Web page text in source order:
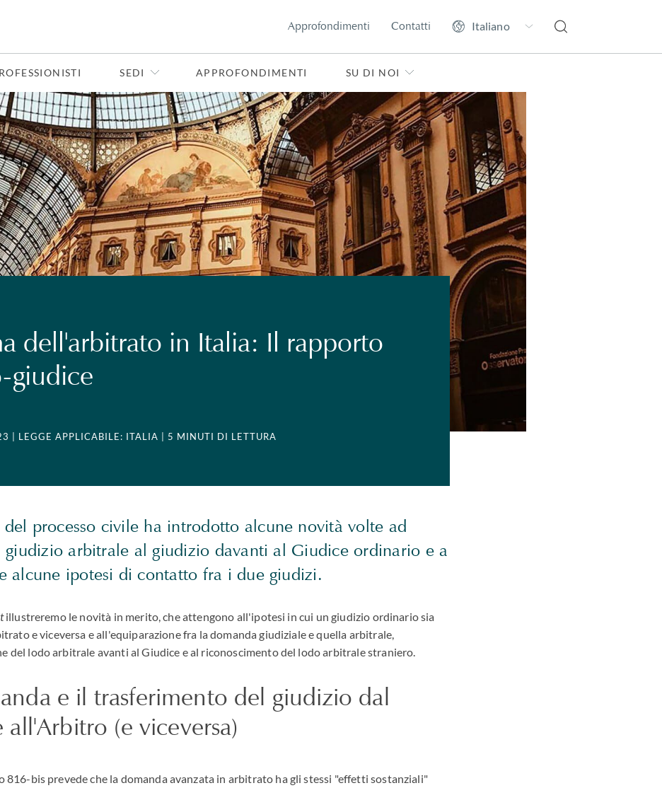
Approfondimenti Contatti
SEDI APPROFONDIMENTI SU DI NOI
dell'arbitrato in Italia: Il rapporto
giudice
| LEGGE APPLICABILE: ITALIA | 5 MINUTI DI LETTURA
processo civile ha introdotto alcune novità volte ad
arbitrale al giudizio davanti al Giudice ordinario e a
alcune ipotesi di contatto fra i due giudizi.
illustreremo le novità in merito, che attengono all'ipotesi in cui un giudizio ordinario sia
e viceversa e all'equiparazione fra la domanda giudiziale e quella arbitrale,
del lodo arbitrale avanti al Giudice e al riconoscimento del lodo arbitrale straniero.
e il trasferimento del giudizio dal
all'Arbitro (e viceversa)
816-bis prevede che la domanda avanzata in arbitrato ha gli stessi "effetti sostanziali"